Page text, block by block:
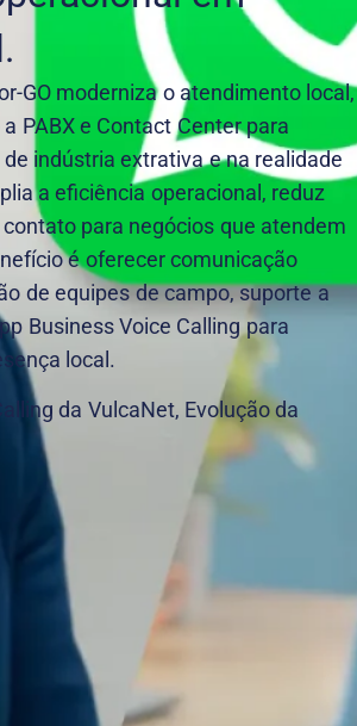
GO moderniza o atendimento local,
PABX e Contact Center para
indústria extrativa e na realidade
a eficiência operacional, reduz
para negócios que atendem
é oferecer comunicação
de equipes de campo, suporte a
Business Voice Calling para
local.
da VulcaNet, Evolução da